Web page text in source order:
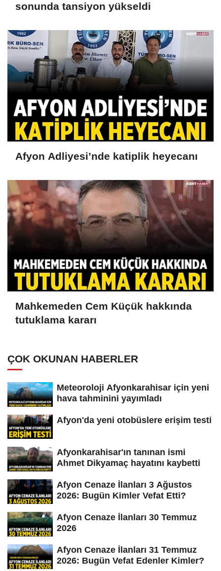
sonunda tansiyon yükseldi
Afyon Adliyesi’nde katiplik heyecanı
Mahkemeden Cem Küçük hakkında
tutuklama kararı
ÇOK OKUNAN HABERLER
Meteoroloji Afyonkarahisar için yeni
hava tahminini yayımladı
Afyon'da yeni otobüslere erişim testi
Afyonkarahisar'ın tanınan ismi
Ahmet Dikyamaç hayatını kaybetti
Afyon Cenaze İlanları 3 Ağustos
2026: Bugün Kimler Vefat Etti?
Afyon Cenaze İlanları 30 Temmuz
2026
Afyon Cenaze İlanları 31 Temmuz
2026: Bugün Vefat Edenler Kimler?